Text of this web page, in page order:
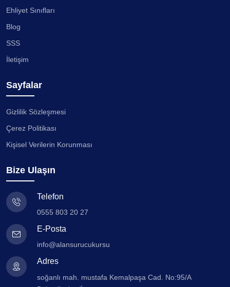
Ehliyet Sınıfları
Blog
SSS
İletişim
Sayfalar
Gizlilik Sözleşmesi
Çerez Politikası
Kişisel Verilerin Korunması
Bize Ulaşın
Telefon
0555 803 20 27
E-Posta
info@alansurucukursu
Adres
soğanlı mah. mustafa Kemalpaşa Cad. No:95/A